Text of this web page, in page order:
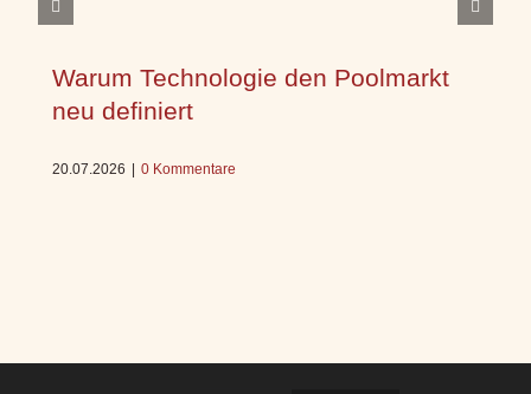
Warum Technologie den Poolmarkt
neu definiert
20.07.2026 | 0 Kommentare